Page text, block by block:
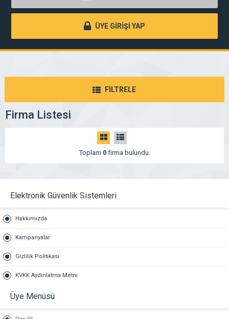
ÜYE GİRİŞİ YAP
FİLTRELE
Firma Listesi
Toplam 0firma bulundu.
Elektronik Güvenlik Sistemleri
Hakkımızda
Kampanyalar
Gizlilik Politikası
KVKK Aydınlatma Metni
Üye Menüsü